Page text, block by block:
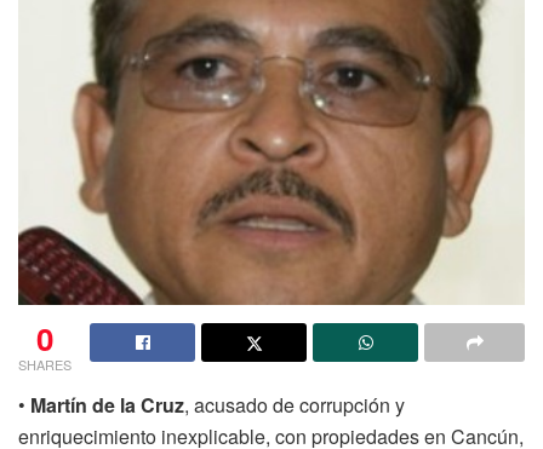
0
SHARES
• Martín de la Cruz, acusado de corrupción y
enriquecimiento inexplicable, con propiedades en Cancún,